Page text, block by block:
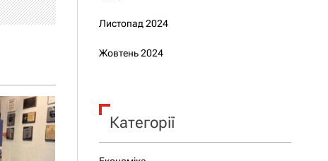
Листопад 2024
Жовтень 2024
Категорії